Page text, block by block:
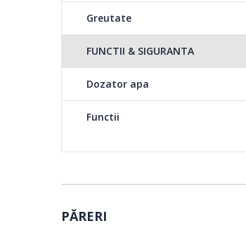
Greutate
FUNCTII & SIGURANTA
Dozator apa
Functii
PĂRERI